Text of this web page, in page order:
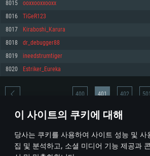
이 사이트의 쿠키에 대해
당사는 쿠키를 사용하여 사이트 성능 및 사
집 및 분석하고, 소셜 미디어 기능 제공과
권장 사양
570 혹은 그 이상
여유 저장 공간: 62.2 GB (전체 클라이언트)
권장 사양
네트워크: 브로드밴드 인터넷
여유 저장 공간: 62.2 GB (전체 클라이언트)
권장 사양
운영체제: Ubuntu 20.04 64bit
프로세서: Intel Core i7
메모리: 16 GB
그래픽 카드: Vulkan 을 지원하고, 최신 그래픽 드라
1060 (6개월 미만) 혹은 그와 동급의 성능을 가지
지원하는 AMD RX 570 (6개월 미만; 최소사양 지원
여유 저장 공간: 62.2 GB (전체 클라이언트)
8015 ooxxooxxooxx
8016 TiGeR123
8017 Kiraboshi_Karura
8018 dr_debugger88
8019 ineedstrumtiger
8020 Estriker_Eureka
* 순위표는 매일 1회 갱신됩니다
400 401 402 501